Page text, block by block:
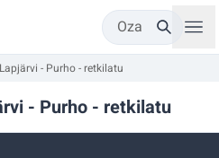
Oza
- Purho - retkilatu
- Purho - retkilatu